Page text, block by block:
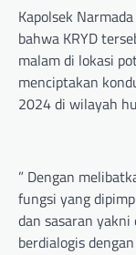
Kapolsek
bahwa KRYD
malam di lokasi
menciptakan
2024 di wilayah
” Dengan
fungsi yang
dan sasaran
berdialogis